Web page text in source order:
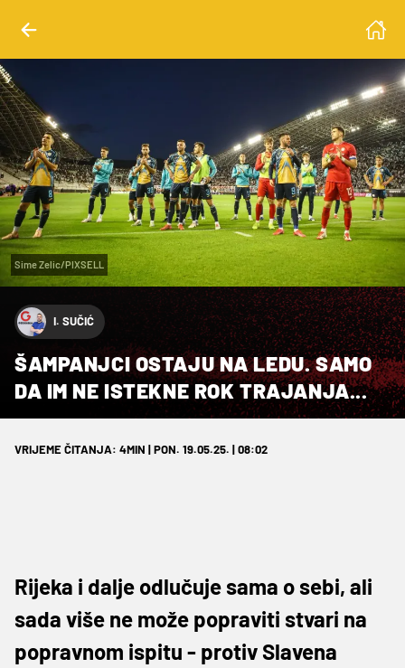
Sime Zelic/PIXSELL
I. SUČIĆ
ŠAMPANJCI OSTAJU NA LEDU. SAMO
DA IM NE ISTEKNE ROK TRAJANJA...
VRIJEME ČITANJA: 4MIN | PON. 19.05.25. | 08:02
Rijeka i dalje odlučuje sama o sebi, ali
sada više ne može popraviti stvari na
popravnom ispitu - protiv Slavena